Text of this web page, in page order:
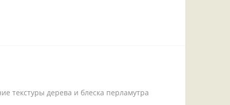
текстуры дерева и блеска перламутра